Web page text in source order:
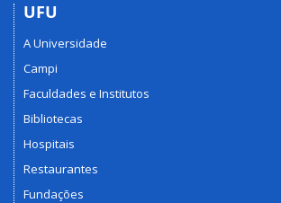
UFU
A Universidade
Campi
Faculdades e Institutos
Bibliotecas
Hospitais
Restaurantes
Fundações